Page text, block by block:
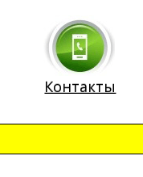
Контакты